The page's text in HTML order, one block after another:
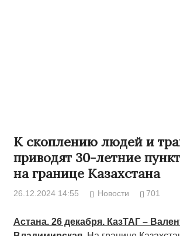
К скоплению людей и
приводят 30-летние
на границе Казахстана
26.12.2024 14:55 Новости 701
Астана. 26 декабря. КазТАГ –